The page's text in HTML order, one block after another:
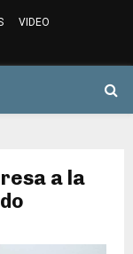
VIDEO
a la